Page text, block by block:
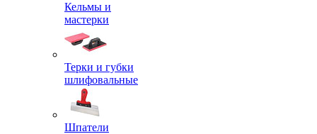
Кельмы и
мастерки
Терки и губки
шлифовальные
Шпатели